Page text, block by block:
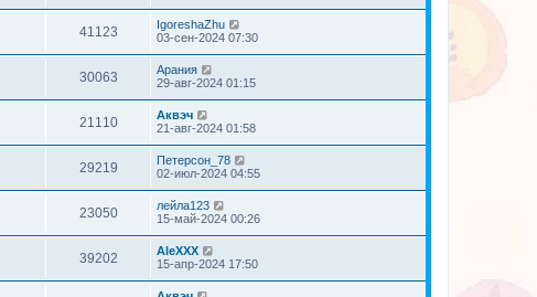
41123
IgoreshaZhu
03-сен-2024 07:30
30063
Арания
29-авг-2024 01:15
21110
Аквэч
21-авг-2024 01:58
29219
Петерсон_78
02-июл-2024 04:55
23050
лейла123
15-май-2024 00:26
39202
AleXXX
15-апр-2024 17:50